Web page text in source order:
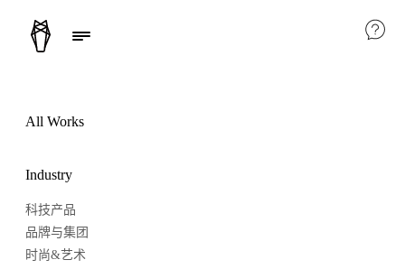
All Works
Industry
科技产品
品牌与集团
时尚&艺术